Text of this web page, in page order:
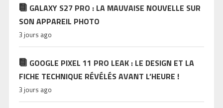
GALAXY S27 PRO : LA MAUVAISE NOUVELLE SUR
SON APPAREIL PHOTO
3 jours ago
GOOGLE PIXEL 11 PRO LEAK : LE DESIGN ET LA
FICHE TECHNIQUE RÉVÉLÉS AVANT L’HEURE !
3 jours ago